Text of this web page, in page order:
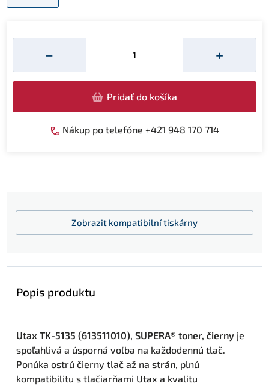
−
Množství
+
Pridať do košíka
Nákup po telefóne +421 948 170 714
Zobrazit kompatibilní tiskárny
Popis produktu
Utax TK-5135 (613511010), SUPERA® toner, čierny je
spoľahlivá a úsporná voľba na každodennú tlač.
Ponúka ostrú čierny tlač až na strán , plnú
kompatibilitu s tlačiarňami Utax a kvalitu